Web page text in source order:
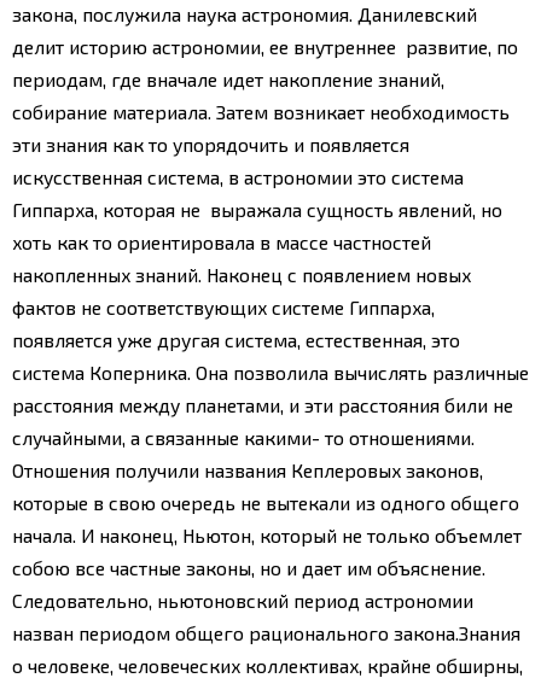
закона, послужила наука астрономия. Данилевский
делит историю астрономии, ее внутреннее развитие, по
периодам, где вначале идет накопление знаний,
собирание материала. Затем возникает необходимость
эти знания как то упорядочить и появляется
искусственная система, в астрономии это система
Гиппарха, которая не выражала сущность явлений, но
хоть как то ориентировала в массе частностей
накопленных знаний. Наконец с появлением новых
фактов не соответствующих системе Гиппарха,
появляется уже другая система, естественная, это
система Коперника. Она позволила вычислять различные
расстояния между планетами, и эти расстояния били не
случайными, а связанные какими- то отношениями.
Отношения получили названия Кеплеровых законов,
которые в свою очередь не вытекали из одного общего
начала. И наконец, Ньютон, который не только объемлет
собою все частные законы, но и дает им объяснение.
Следовательно, ньютоновский период астрономии
назван периодом общего рационального закона.Знания
о человеке, человеческих коллективах, крайне обширны,